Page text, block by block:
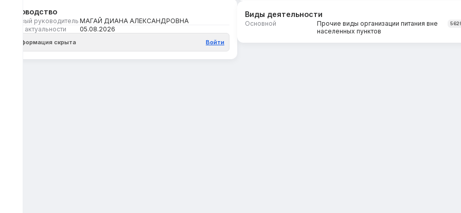
Руководство
Первый руководитель МАГАЙ ДИАНА АЛЕКСАНДРОВНА
Дата актуальности
05.08.2026
Информация скрыта Войти
Виды деятельности
Основной
Прочие виды организации питания вне
населенных пунктов